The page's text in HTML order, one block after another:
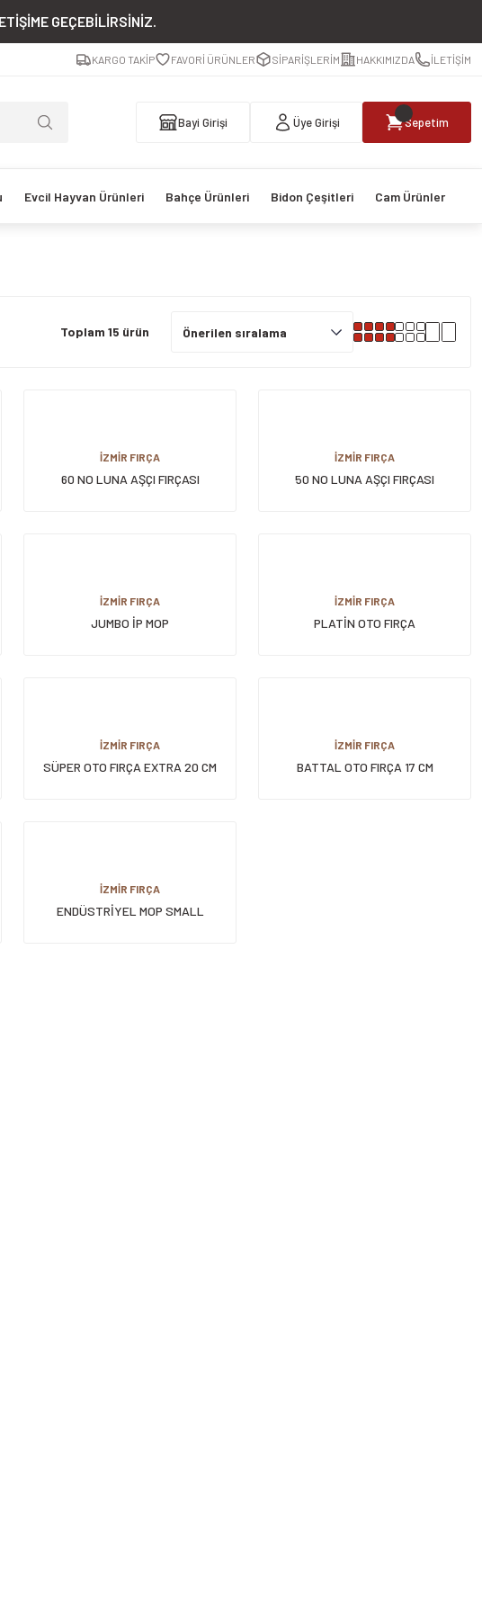
GEÇEBİLİRSİNİZ.
KARGO TAKİP FAVORİ ÜRÜNLER SİPARİŞLERİM HAKKIMIZDA İLETİŞİM
Bayi Girişi Üye Girişi Sepetim
Evcil Hayvan Ürünleri Bahçe Ürünleri Bidon Çeşitleri Cam Ürünler
Toplam 15 ürün
İZMİR FIRÇA
60 NO LUNA AŞÇI FIRÇASI
İZMİR FIRÇA
50 NO LUNA AŞÇI FIRÇASI
İZMİR FIRÇA
JUMBO İP MOP
İZMİR FIRÇA
PLATİN OTO FIRÇA
İZMİR FIRÇA
SÜPER OTO FIRÇA EXTRA 20 CM
İZMİR FIRÇA
BATTAL OTO FIRÇA 17 CM
İZMİR FIRÇA
ENDÜSTRİYEL MOP SMALL